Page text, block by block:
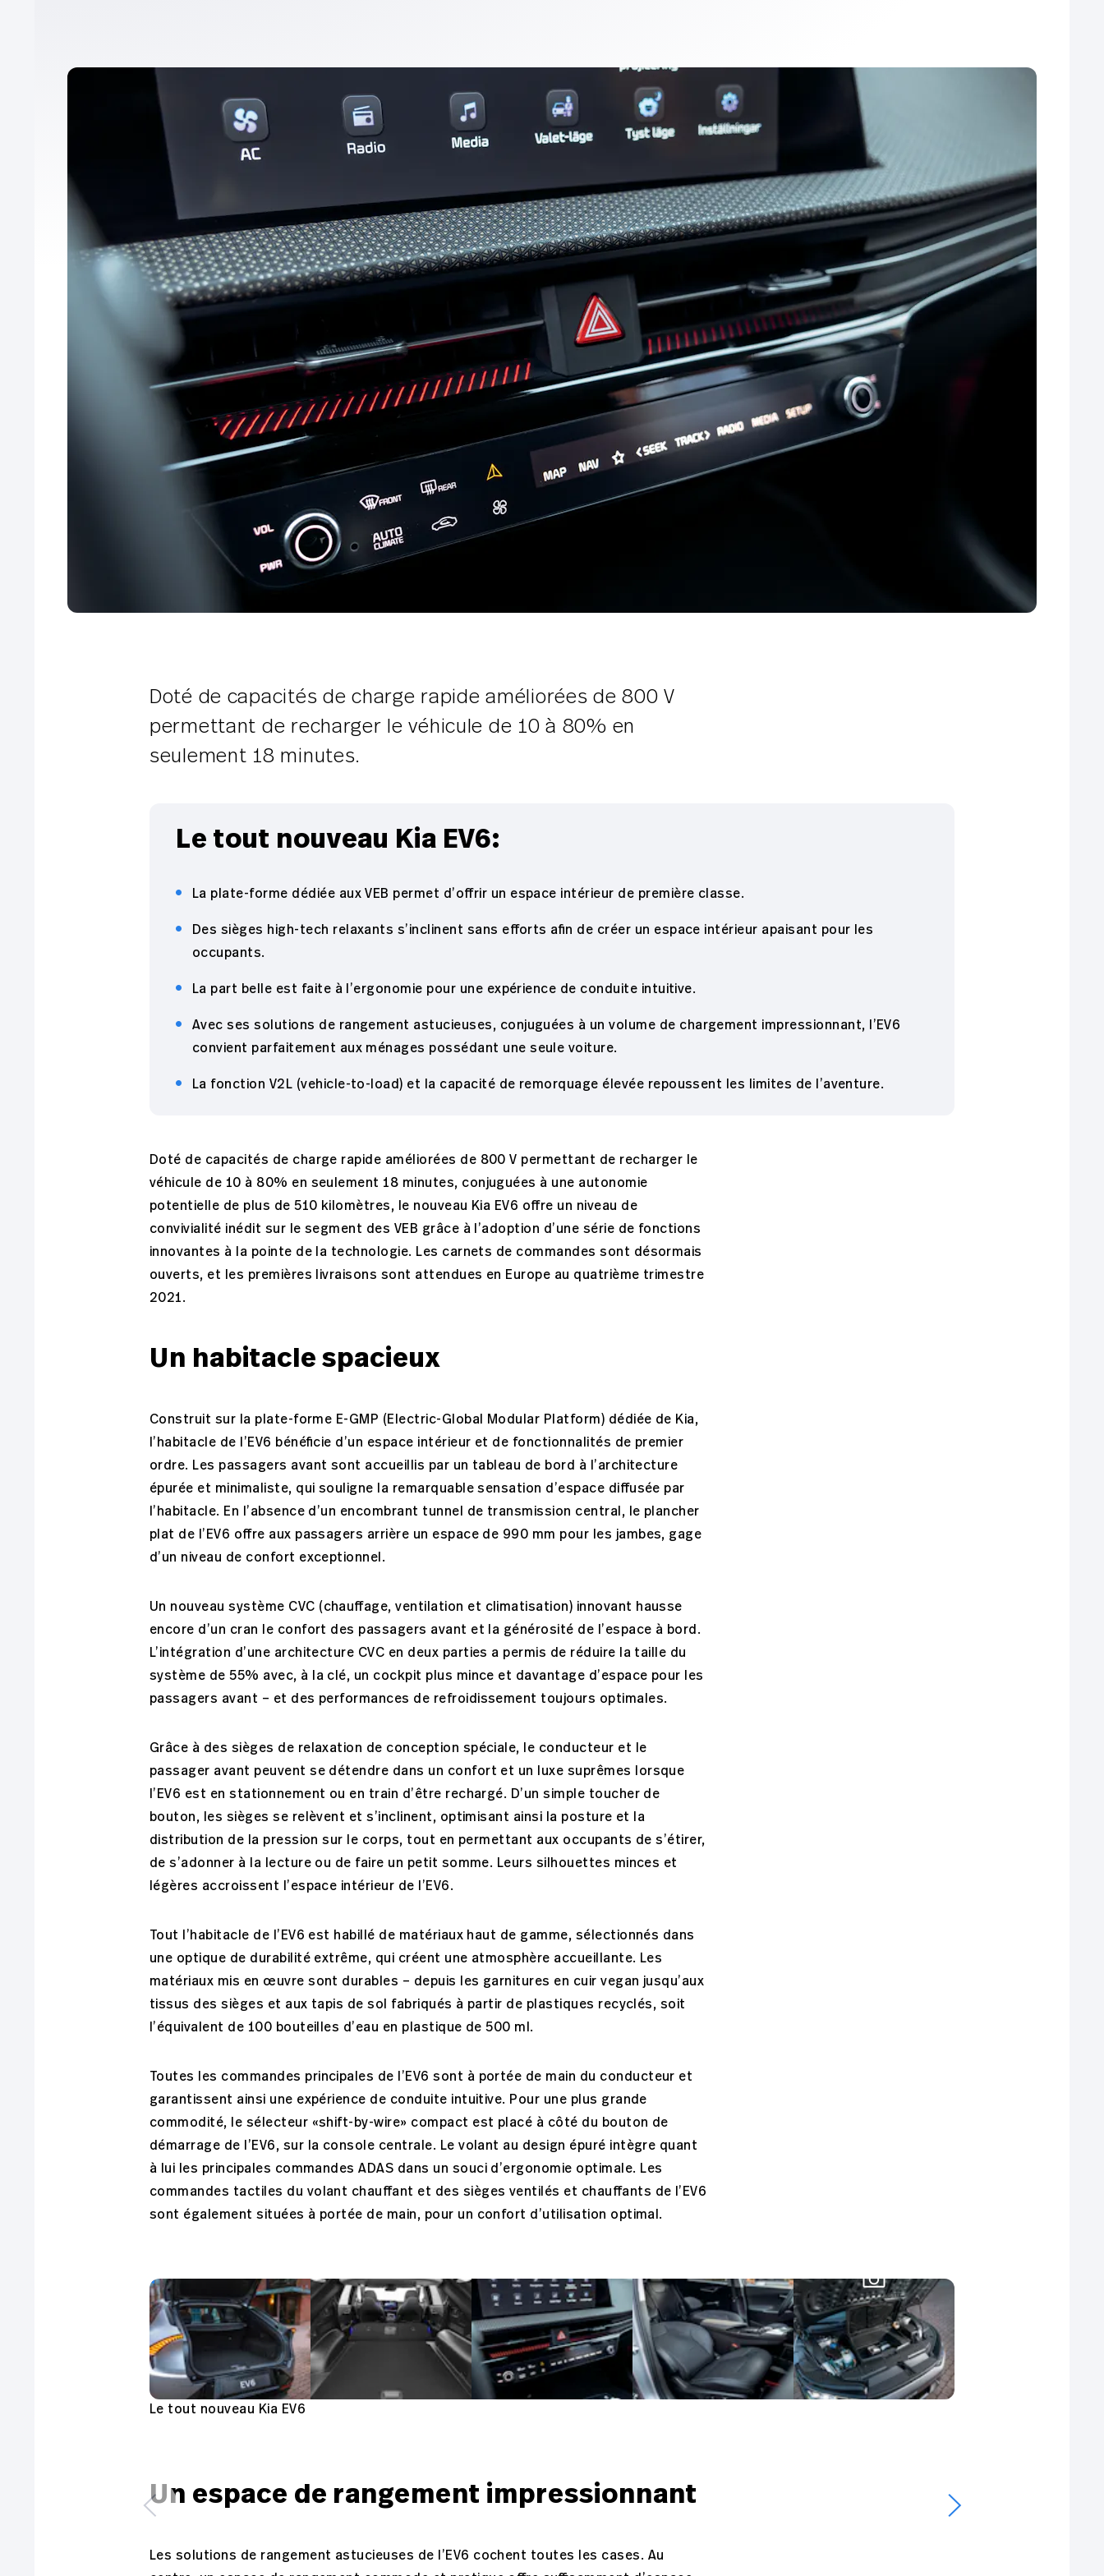
Doté de capacités de charge rapide améliorées de 800 V
permettant de recharger le véhicule de 10 à 80% en
seulement 18 minutes.
Le tout nouveau Kia EV6:
La plate-forme dédiée aux VEB permet d’offrir un espace intérieur de première classe.
Des sièges high-tech relaxants s’inclinent sans efforts afin de créer un espace intérieur apaisant pour les
occupants.
La part belle est faite à l’ergonomie pour une expérience de conduite intuitive.
Avec ses solutions de rangement astucieuses, conjuguées à un volume de chargement impressionnant, l’EV6
convient parfaitement aux ménages possédant une seule voiture.
La fonction V2L (vehicle-to-load) et la capacité de remorquage élevée repoussent les limites de l’aventure.
Doté de capacités de charge rapide améliorées de 800 V permettant de recharger le
véhicule de 10 à 80% en seulement 18 minutes, conjuguées à une autonomie
potentielle de plus de 510 kilomètres, le nouveau Kia EV6 offre un niveau de
convivialité inédit sur le segment des VEB grâce à l’adoption d’une série de fonctions
innovantes à la pointe de la technologie. Les carnets de commandes sont désormais
ouverts, et les premières livraisons sont attendues en Europe au quatrième trimestre
2021.
Un habitacle spacieux
Construit sur la plate-forme E-GMP (Electric-Global Modular Platform) dédiée de Kia,
l’habitacle de l’EV6 bénéficie d’un espace intérieur et de fonctionnalités de premier
ordre. Les passagers avant sont accueillis par un tableau de bord à l’architecture
épurée et minimaliste, qui souligne la remarquable sensation d’espace diffusée par
l’habitacle. En l’absence d’un encombrant tunnel de transmission central, le plancher
plat de l’EV6 offre aux passagers arrière un espace de 990 mm pour les jambes, gage
d’un niveau de confort exceptionnel.
Un nouveau système CVC (chauffage, ventilation et climatisation) innovant hausse
encore d’un cran le confort des passagers avant et la générosité de l’espace à bord.
L’intégration d’une architecture CVC en deux parties a permis de réduire la taille du
système de 55% avec, à la clé, un cockpit plus mince et davantage d’espace pour les
passagers avant – et des performances de refroidissement toujours optimales.
Grâce à des sièges de relaxation de conception spéciale, le conducteur et le
passager avant peuvent se détendre dans un confort et un luxe suprêmes lorsque
l’EV6 est en stationnement ou en train d’être rechargé. D’un simple toucher de
bouton, les sièges se relèvent et s’inclinent, optimisant ainsi la posture et la
distribution de la pression sur le corps, tout en permettant aux occupants de s’étirer,
de s’adonner à la lecture ou de faire un petit somme. Leurs silhouettes minces et
légères accroissent l’espace intérieur de l’EV6.
Tout l’habitacle de l’EV6 est habillé de matériaux haut de gamme, sélectionnés dans
une optique de durabilité extrême, qui créent une atmosphère accueillante. Les
matériaux mis en œuvre sont durables – depuis les garnitures en cuir vegan jusqu’aux
tissus des sièges et aux tapis de sol fabriqués à partir de plastiques recyclés, soit
l’équivalent de 100 bouteilles d’eau en plastique de 500 ml.
Toutes les commandes principales de l’EV6 sont à portée de main du conducteur et
garantissent ainsi une expérience de conduite intuitive. Pour une plus grande
commodité, le sélecteur «shift-by-wire» compact est placé à côté du bouton de
démarrage de l’EV6, sur la console centrale. Le volant au design épuré intègre quant
à lui les principales commandes ADAS dans un souci d’ergonomie optimale. Les
commandes tactiles du volant chauffant et des sièges ventilés et chauffants de l’EV6
sont également situées à portée de main, pour un confort d’utilisation optimal.
Le tout nouveau Kia EV6
Un espace de rangement impressionnant
Les solutions de rangement astucieuses de l’EV6 cochent toutes les cases. Au